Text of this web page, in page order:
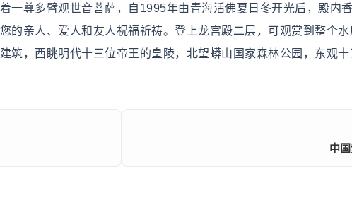
一尊多臂观世音菩萨，自1995年由青海活佛夏日冬开光后，殿内
的亲人、爱人和友人祝福祈祷。登上龙宫殿二层，可观赏到整个水
筑，西眺明代十三位帝王的皇陵，北望蟒山国家森林公园，东观
中